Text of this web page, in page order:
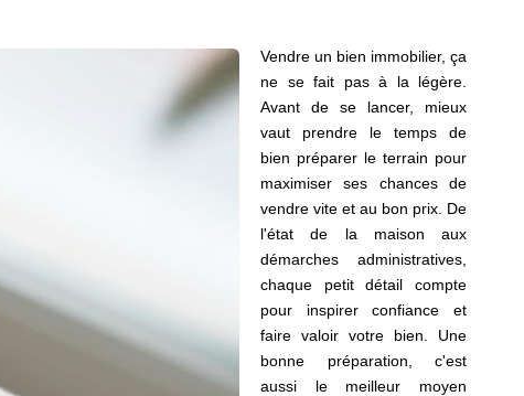
Vendre un bien immobilier, ça
ne se fait pas à la légère.
Avant de se lancer, mieux
vaut prendre le temps de
bien préparer le terrain pour
maximiser ses chances de
vendre vite et au bon prix. De
l'état de la maison aux
démarches administratives,
chaque petit détail compte
pour inspirer confiance et
faire valoir votre bien. Une
bonne préparation, c'est
aussi le meilleur moyen